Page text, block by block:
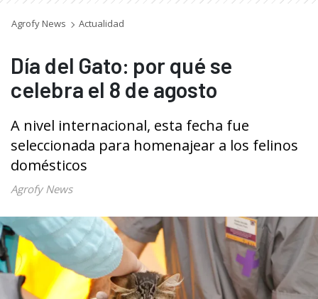
Agrofy News Actualidad
Día del Gato: por qué se
celebra el 8 de agosto
A nivel internacional, esta fecha fue
seleccionada para homenajear a los felinos
domésticos
Agrofy News